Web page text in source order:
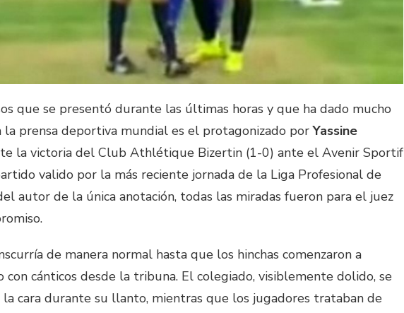
que se presentó durante las últimas horas y que ha dado mucho
la prensa deportiva mundial es el protagonizado porYassine
la victoria del Club Athlétique Bizertin (1-0) ante el Avenir Sportif
valido por la más reciente jornada de la Liga Profesional de
autor de la única anotación, todas las miradas fueron para el juez
de manera normal hasta que los hinchas comenzaron a
cánticos desde la tribuna. El colegiado, visiblemente dolido, se
la cara durante su llanto, mientras que los jugadores trataban de